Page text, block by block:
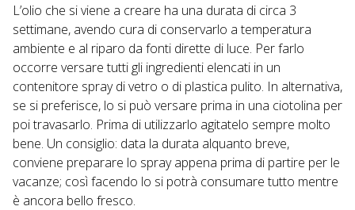
L’olio che si viene a creare ha una durata di circa 3
settimane, avendo cura di conservarlo a temperatura
ambiente e al riparo da fonti dirette di luce. Per farlo
occorre versare tutti gli ingredienti elencati in un
contenitore spray di vetro o di plastica pulito. In alternativa,
se si preferisce, lo si può versare prima in una ciotolina per
poi travasarlo. Prima di utilizzarlo agitatelo sempre molto
bene. Un consiglio: data la durata alquanto breve,
conviene preparare lo spray appena prima di partire per le
vacanze; così facendo lo si potrà consumare tutto mentre
è ancora bello fresco.